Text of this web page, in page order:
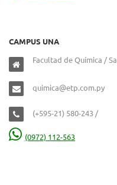
CAMPUS UNA
Facultad de Química /
quimica@etp.com.py
(+595-21) 580-243 /
(0972) 112-563